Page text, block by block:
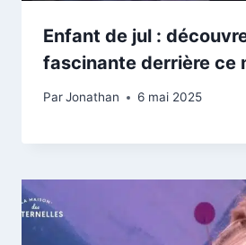
Enfant de jul :
fascinante derrière ce
ParJonathan 6 mai 2025